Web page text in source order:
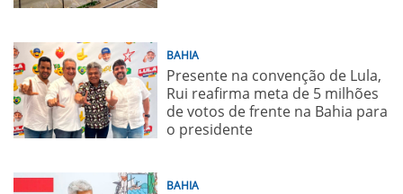
BAHIA
Presente na convenção de Lula,
Rui reafirma meta de 5 milhões
de votos de frente na Bahia para
o presidente
BAHIA